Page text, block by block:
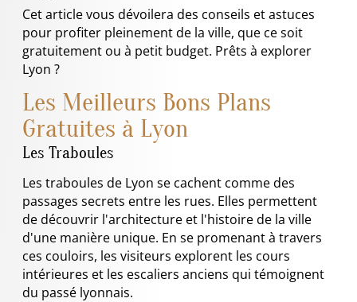
Cet article vous dévoilera des conseils et astuces
pour profiter pleinement de la ville, que ce soit
gratuitement ou à petit budget. Prêts à explorer
Lyon ?
Les Meilleurs Bons Plans
Gratuites à Lyon
Les Traboules
Les traboules de Lyon se cachent comme des
passages secrets entre les rues. Elles permettent
de découvrir l'architecture et l'histoire de la ville
d'une manière unique. En se promenant à travers
ces couloirs, les visiteurs explorent les cours
intérieures et les escaliers anciens qui témoignent
du passé lyonnais.